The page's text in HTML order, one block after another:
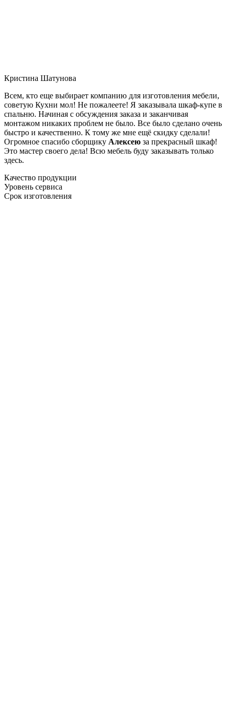
Кристина Шатунова
Всем, кто еще выбирает компанию для изготовления мебели,
советую Кухни мол! Не пожалеете! Я заказывала шкаф-купе в
спальню. Начиная с обсуждения заказа и заканчивая
монтажом никаких проблем не было. Все было сделано очень
быстро и качественно. К тому же мне ещё скидку сделали!
Огромное спасибо сборщику Алексею за прекрасный шкаф!
Это мастер своего дела! Всю мебель буду заказывать только
здесь.
Качество продукции
Уровень сервиса
Срок изготовления